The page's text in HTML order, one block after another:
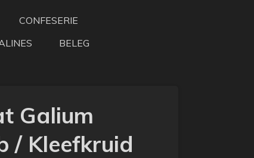
CONFESERIE
BELEG
Galium
/ Kleefkruid